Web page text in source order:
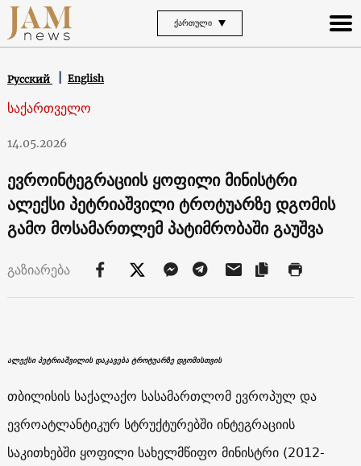
ᲥᲐᲠᲗᲣᲚᲘ
Русский English
საქართველო
14.05.2026
ევროინტეგრაციის ყოფილი მინისტრი
ალექსი პეტრიაშვილი ტროტუარზე დგომის
გამო მოსამართლემ პატიმრობაში გაუშვა
გაზიარება
ალექსი პეტრიაშვილის დაკავება ტროტუარზე დგომისთვის
თბილისის საქალაქო სასამართლომ ევროპულ და
ევროატლანტიკურ სტრუქტურებში ინტეგრაციის
საკითხებში ყოფილი სახელმწიფო მინისტრი (2012-